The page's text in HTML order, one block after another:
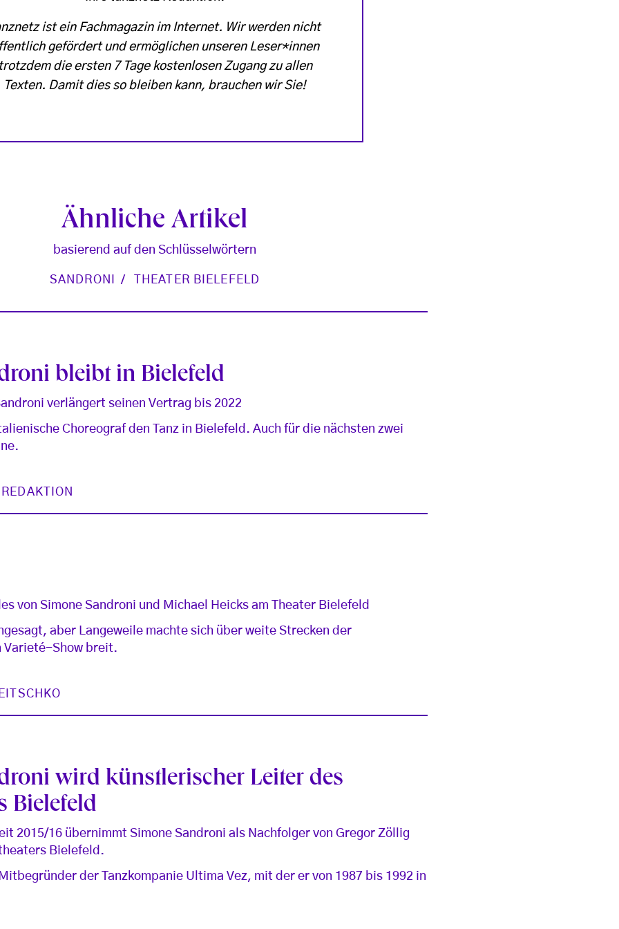
ist ein Fachmagazin im Internet. Wir werden nicht
gefördert und ermöglichen unseren Leser*innen
die ersten 7 Tage kostenlosen Zugang zu allen
Texten. Damit dies so bleiben kann, brauchen wir Sie!
Ähnliche Artikel
basierend auf den Schlüsselwörtern
SANDRONI THEATER BIELEFELD
bleibt in Bielefeld
verlängert seinen Vertrag bis 2022
Choreograf den Tanz in Bielefeld. Auch für die nächsten zwei
von Simone Sandroni und Michael Heicks am Theater Bielefeld
aber Langeweile machte sich über weite Strecken der
Varieté-Show breit.
wird künstlerischer Leiter des
Bielefeld
2015/16 übernimmt Simone Sandroni als Nachfolger von Gregor Zöllig
Bielefeld.
der Tanzkompanie Ultima Vez, mit der er von 1987 bis 1992 in